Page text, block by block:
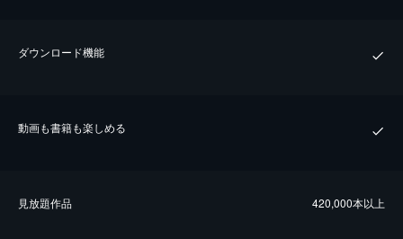
ダウンロード機能
動画も書籍も楽しめる
⾒放題作品 420,000本以上